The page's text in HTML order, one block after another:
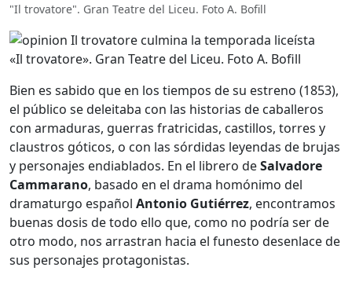
"Il trovatore". Gran Teatre del Liceu. Foto A. Bofill
«Il trovatore». Gran Teatre del Liceu. Foto A. Bofill
Bien es sabido que en los tiempos de su estreno (1853),
el público se deleitaba con las historias de caballeros
con armaduras, guerras fratricidas, castillos, torres y
claustros góticos, o con las sórdidas leyendas de brujas
y personajes endiablados. En el librero deSalvadore
Cammarano, basado en el drama homónimo del
dramaturgo español Antonio Gutiérrez, encontramos
buenas dosis de todo ello que, como no podría ser de
otro modo, nos arrastran hacia el funesto desenlace de
sus personajes protagonistas.